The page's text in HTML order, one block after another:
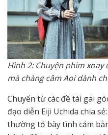
Hình 2: Chuyện phim
mà chàng câm Aoi dành
Chuyển từ các đề tài gai
đạo diễn Eiji Uchida chia
thường tỏ bày tình cảm